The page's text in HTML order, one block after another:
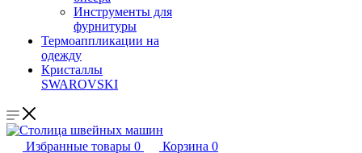
Инструменты для
фурнитуры
Термоаппликации на
одежду
Кристаллы
SWAROVSKI
Избранные товары 0 Корзина 0